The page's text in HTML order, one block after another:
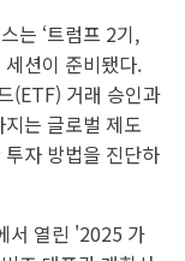
는 ‘트럼프 2기,
션이 준비됐다.
(ETF) 거래 승인과
는 글로벌 제도
자 방법을 진단하